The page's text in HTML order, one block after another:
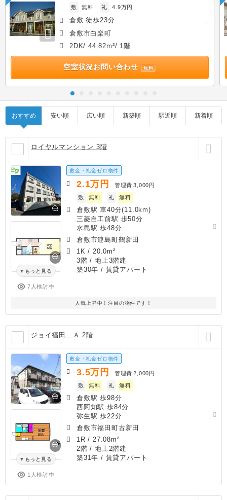
敷 無料 礼 4.9万円
倉敷 徒歩23分
倉敷市白楽町
2DK/ 44.82m²/ 1階
空室状況お問い合わせ 無料
おすすめ 安い順 広い順 新築順 駅近順 新着順
ロイヤルマンション 3階
もっと見る
7人検討中
敷金・礼金ゼロ物件
2.1万円 管理費 3,000円
敷
無料 礼 無料
倉敷駅 車40分(11.0km)
三菱自工前駅 歩50分
水島駅 歩48分
倉敷市連島町鶴新田
1K / 20.0m²
3階 / 地上3階建
築30年 / 賃貸アパート
人気上昇中！注目の物件です！
ジョイ福田 Ａ 2階
もっと見る
1人検討中
敷金・礼金ゼロ物件
3.5万円 管理費 2,000円
敷
無料 礼 無料
倉敷駅 歩98分
西阿知駅 歩84分
弥生駅 歩22分
倉敷市福田町古新田
1R / 27.08m²
2階 / 地上2階建
築31年 / 賃貸アパート